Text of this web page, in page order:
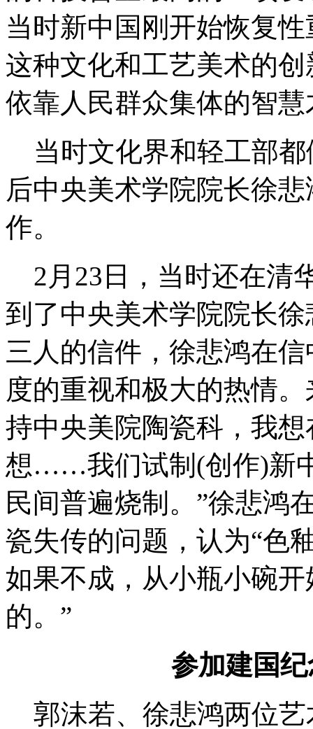
当时新中国刚开始恢复
这种文化和工艺美术的
依靠人民群众集体的智
当时文化界和轻工部
后中央美术学院院长徐
作。
2月23日，当时还在清
到了中央美术学院院长
三人的信件，徐悲鸿在
度的重视和极大的热情
持中央美院陶瓷科，我
想……我们试制(创作)新
民间普遍烧制。 ”徐悲鸿
瓷失传的问题，认为“色
如果不成，从小瓶小碗
的。 ”
参加建国
郭沫若、徐悲鸿两位